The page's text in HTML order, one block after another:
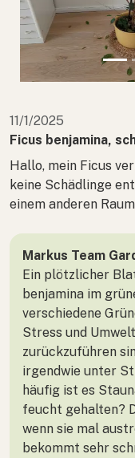
11/1/2025
Ficus benjamina,
Hallo, mein Ficus
keine Schädlinge
einem anderen
Markus Team
Ein plötzlicher
benjamina im
verschiedene
Stress und
zurückzuführen
irgendwie unter
häufig ist es
feucht gehalten?
wenn sie mal
bekommt sehr